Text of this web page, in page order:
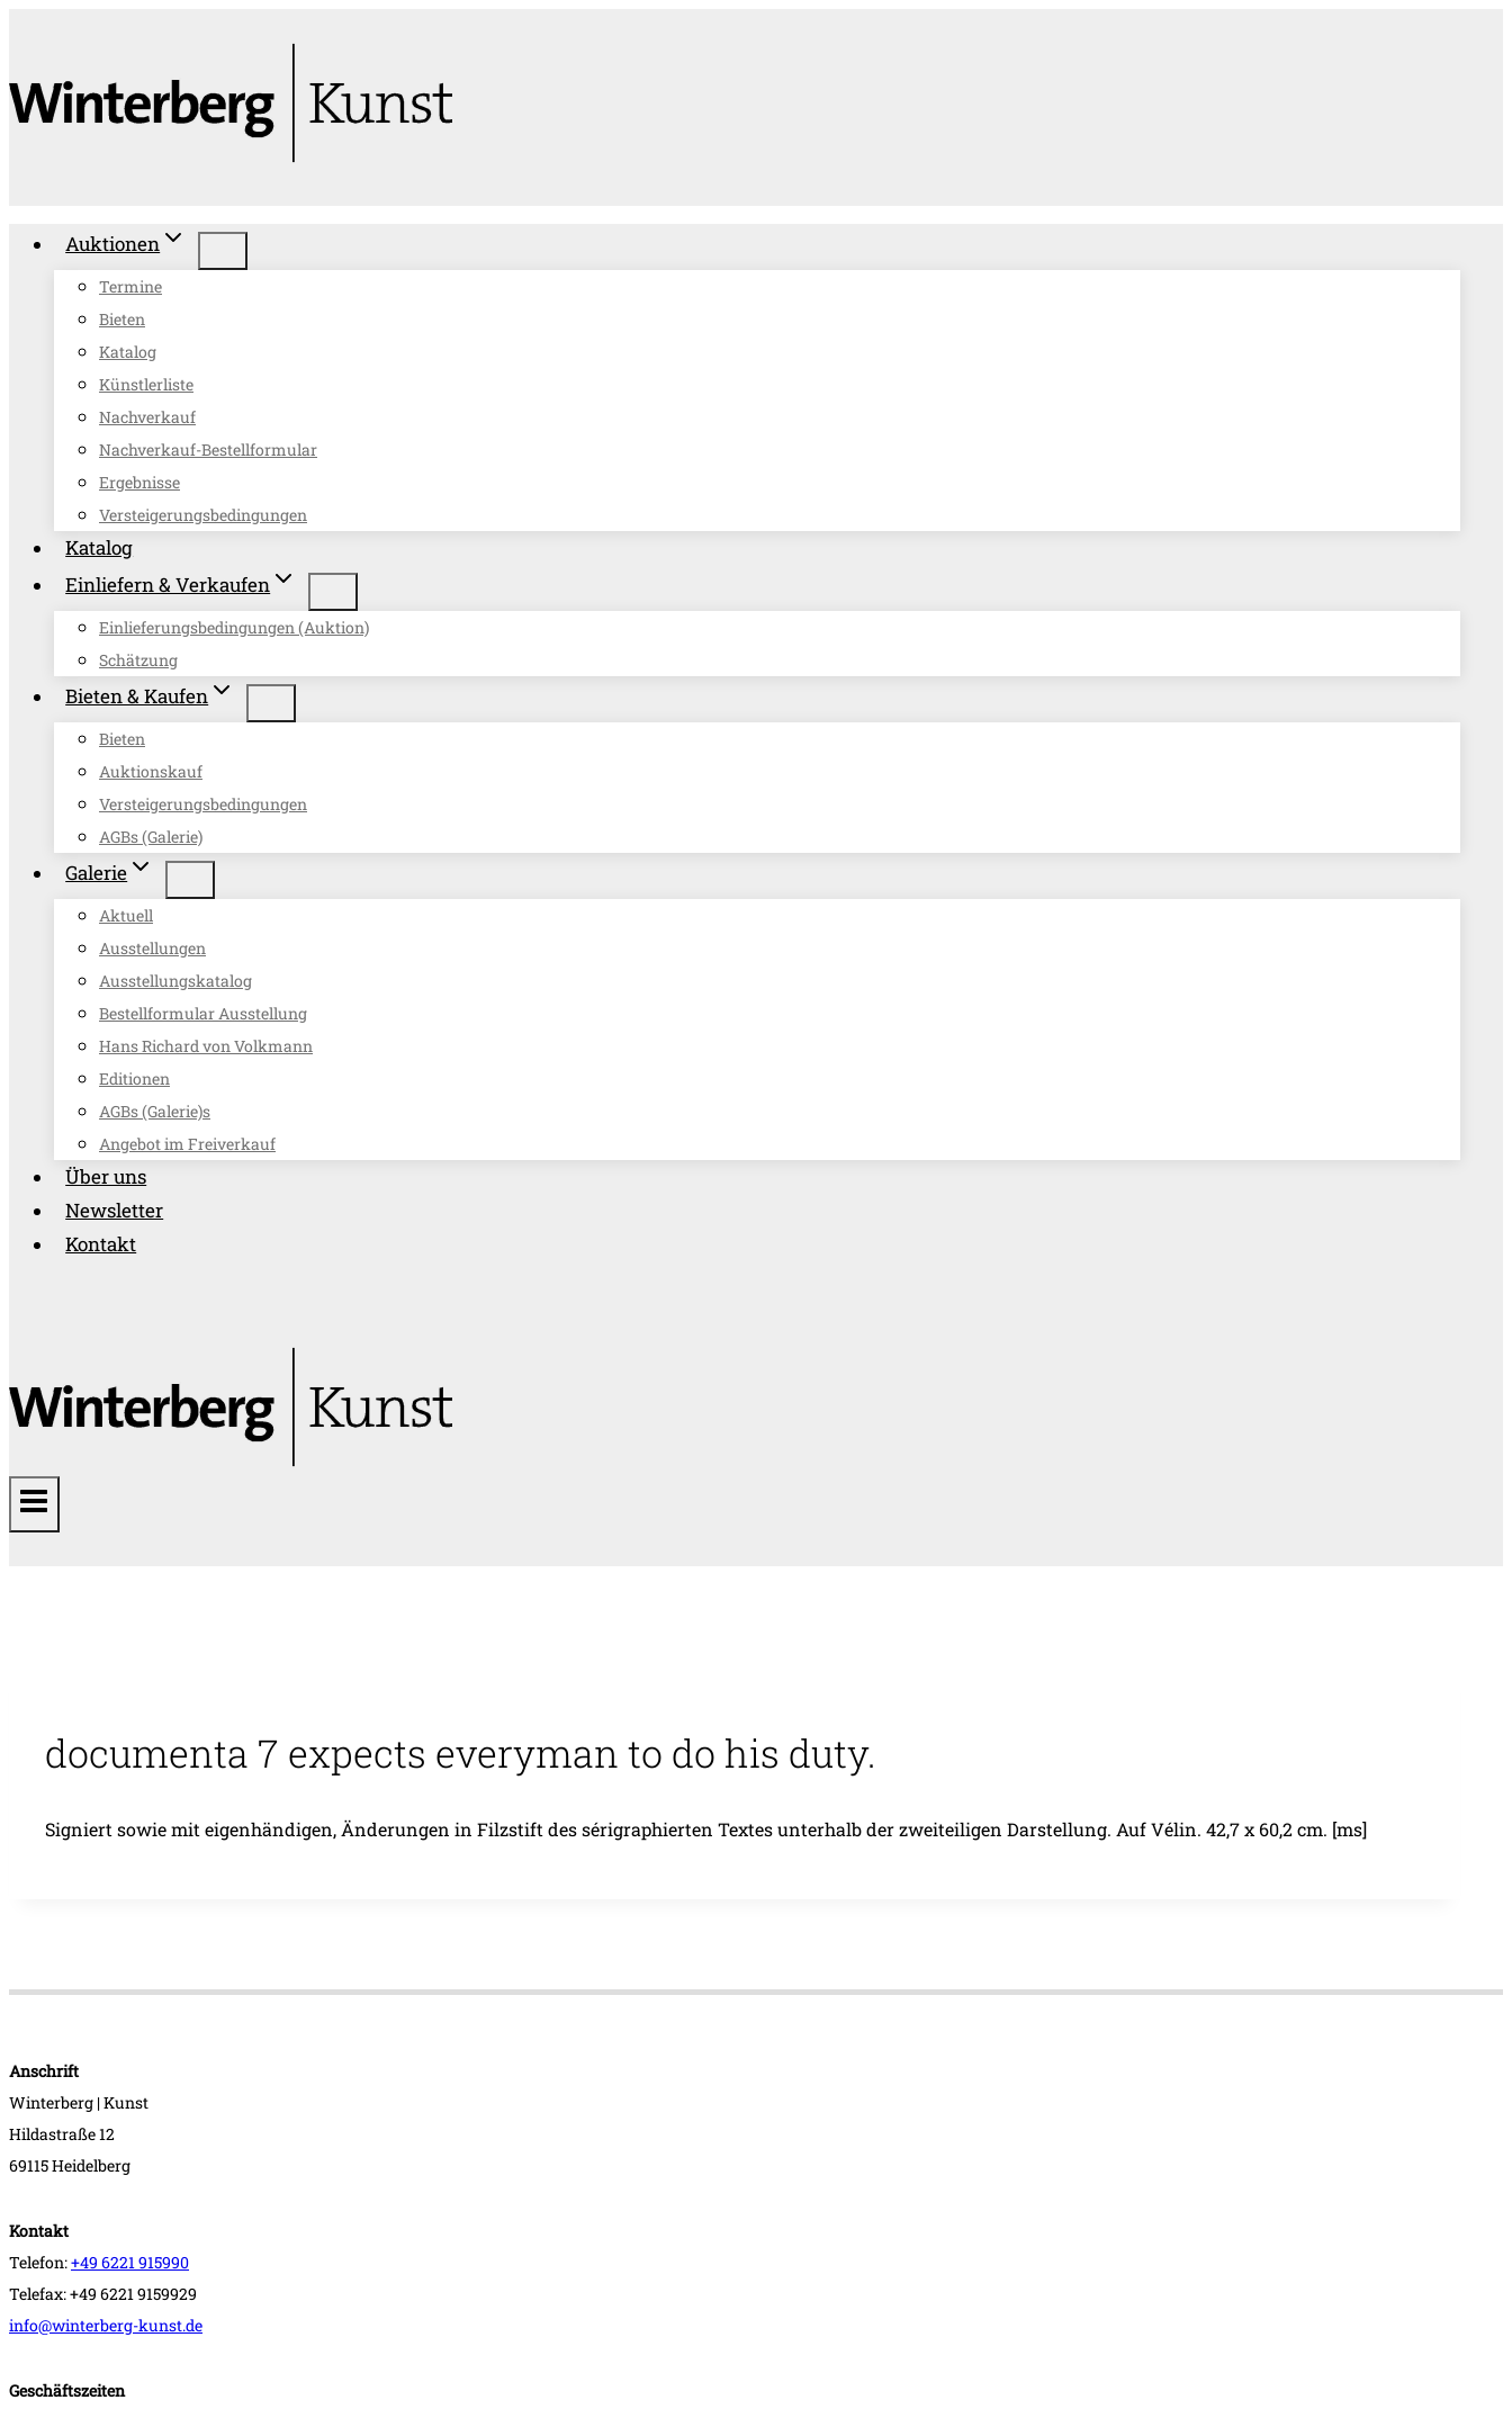
springen
Auktionen
Termine
Bieten
Katalog
Künstlerliste
Nachverkauf
Nachverkauf-Bestellformular
Ergebnisse
Versteigerungsbedingungen
Katalog
Einliefern & Verkaufen
Einlieferungsbedingungen (Auktion)
Schätzung
Bieten & Kaufen
Bieten
Auktionskauf
Versteigerungsbedingungen
AGBs (Galerie)
Galerie
Aktuell
Ausstellungen
Ausstellungskatalog
Bestellformular Ausstellung
Hans Richard von Volkmann
Editionen
AGBs (Galerie)s
Angebot im Freiverkauf
Über uns
Newsletter
Kontakt
documenta 7 expects everyman to do his duty.
Signiert sowie mit eigenhändigen, Änderungen in Filzstift des sérigraphierten Textes unterhalb der zweiteiligen Darstellung. Auf Vélin. 42,7 x 60,2 cm. [ms]
Anschrift
Winterberg | Kunst
Hildastraße 12
69115 Heidelberg
Kontakt
Telefon:+49 6221 915990
Telefax: +49 6221 9159929
info@winterberg-kunst.de
Geschäftszeiten